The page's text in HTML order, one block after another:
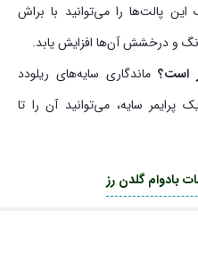
این پالت‌ها را می‌توانید با براش
و درخشش آن‌ها افزایش یابد.
است؟ ماندگاری سایه‌های ریلودد
سایه، می‌توانید آن را تا
بادوام گلدن رز